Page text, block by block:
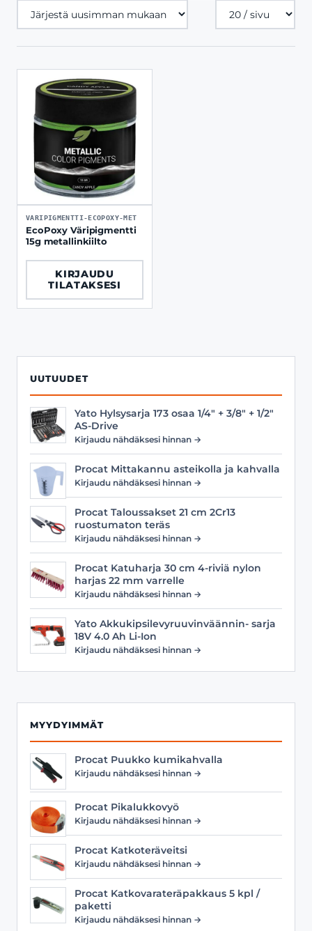
UUTUUDET
Yato Hylsysarja 173 osaa 1/4" + 3/8" + 1/2"
AS-Drive
Kirjaudu nähdäksesi hinnan →
Procat Mittakannu asteikolla ja kahvalla
Kirjaudu nähdäksesi hinnan →
Procat Taloussakset 21 cm 2Cr13
ruostumaton teräs
Kirjaudu nähdäksesi hinnan →
Procat Katuharja 30 cm 4-riviä nylon
harjas 22 mm varrelle
Kirjaudu nähdäksesi hinnan →
Yato Akkukipsilevyruuvinväännin- sarja
18V 4.0 Ah Li-Ion
Kirjaudu nähdäksesi hinnan →
MYYDYIMMÄT
Procat Puukko kumikahvalla
Kirjaudu nähdäksesi hinnan →
Procat Pikalukkovyö
Kirjaudu nähdäksesi hinnan →
Procat Katkoteräveitsi
Kirjaudu nähdäksesi hinnan →
Procat Katkovarateräpakkaus 5 kpl /
paketti
Kirjaudu nähdäksesi hinnan →
Tuotteita
sivulla
VARIPIGMENTTI-ECOPOXY-MET
EcoPoxy Väripigmentti
15g metallinkiilto
KIRJAUDU
TILATAKSESI